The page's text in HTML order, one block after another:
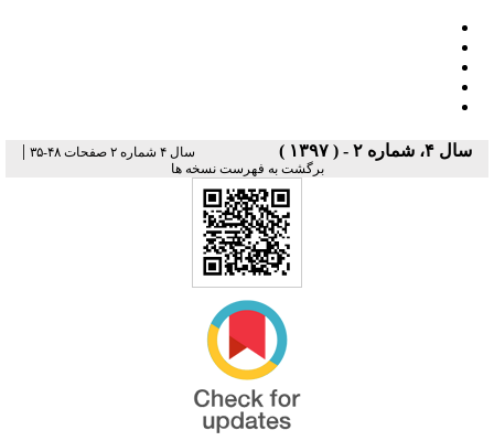
سال ۴، شماره ۲ - ( ۱۳۹۷ ) سال ۴ شماره ۲ صفحات ۴۸-۳۵ |
برگشت به فهرست نسخه ها